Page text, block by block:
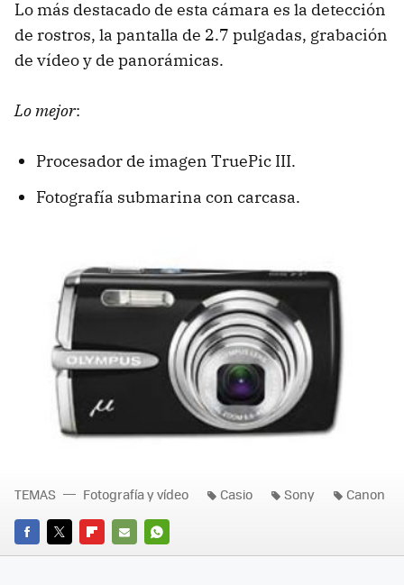
Lo más destacado de esta cámara es la detección
de rostros, la pantalla de 2.7 pulgadas, grabación
de vídeo y de panorámicas.
Lo mejor:
Procesador de imagen TruePic III.
Fotografía submarina con carcasa.
FACEBOOK
TWITTERFLIPBOARD
E-
WHATSAPP
TEMAS Fotografía y vídeo Casio Sony Canon